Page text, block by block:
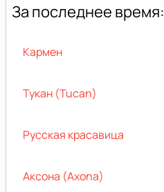
За последнее время:
Кармен
Тукан (Tucan)
Русская красавица
Аксона (Axona)